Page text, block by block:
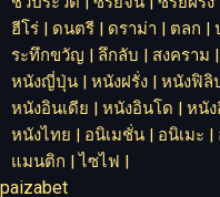
ฮีโร่ | ดนตรี | ดราม่า | ตลก |
ระทึกขวัญ | ลึกลับ | สงคราม |
หนังญี่ปุ่น | หนังฝรั่ง | หนังฟิลิ
หนังอินเดีย | หนังอินโด | หนัง
หนังไทย | อนิเมชั่น | อนิเมะ |
แมนติก |ไซไฟ |
paizabet